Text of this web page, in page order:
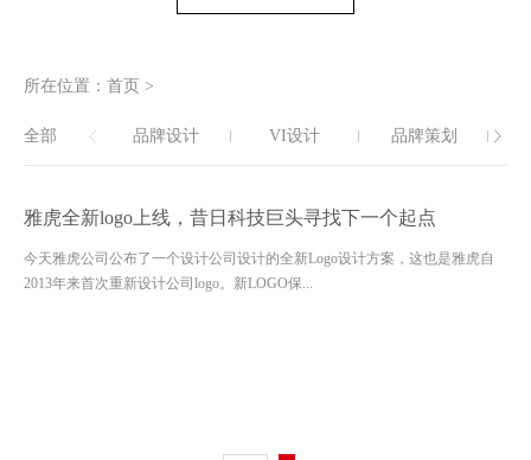
所在位置： 首页 >
全部 品牌设计 VI设计 品牌策划
雅虎全新logo上线，昔日科技巨头寻找下一个起点
今天雅虎公司公布了一个设计公司设计的全新Logo设计方案，这也是雅虎自
2013年来首次重新设计公司logo。新LOGO保...